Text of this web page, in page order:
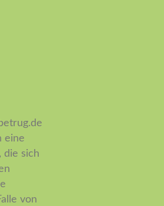
eine
die sich
von